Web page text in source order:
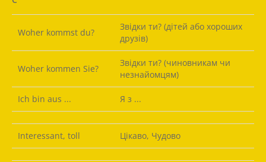
Woher kommst du?
Звідки ти? (дітей або хороших
друзів)
Woher kommen Sie?
Звідки ти? (чиновникам чи
незнайомцям)
Ich bin aus ... Я з ...
Interessant, toll Цікаво, Чудово